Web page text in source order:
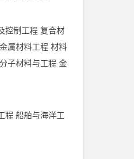
控制工程 复合材
属材料工程 材料
子材料与工程 金
程 船舶与海洋工